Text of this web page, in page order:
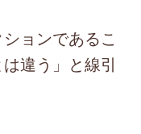
ョンであるこ
違う」と線引